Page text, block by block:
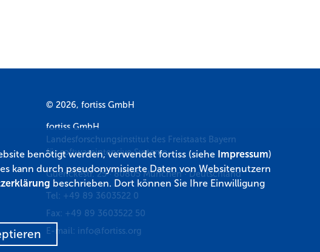
© 2026, fortiss GmbH
fortiss GmbH
Landesforschungsinstitut des Freistaats Bayern
für softwareintensive Systeme
Guerickestr. 25·80805 München·Deutschland
Tel: +49 89 3603522 0
Fax: +49 89 3603522 50
E-mail: info@fortiss.org
benötigt werden, verwendet fortiss (siehe Impressum)
kann durch pseudonymisierte Daten von Websitenutzern
beschrieben. Dort können Sie Ihre Einwilligung